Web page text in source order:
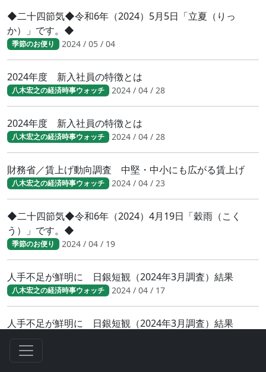
◆二十四節気◆令和6年（2024）5月5日「立夏（りっ
か）」です。◆
季節のお便り 2024 / 05 / 04
2024年度 新入社員の特徴とは
八木宏之の経済時事ウォッチ 2024 / 04 / 28
2024年度 新入社員の特徴とは
八木宏之の経済時事ウォッチ 2024 / 04 / 28
財務省／賃上げ動向調査 中堅・中小にも広がる賃上げ
八木宏之の経済時事ウォッチ 2024 / 04 / 23
◆二十四節気◆令和6年（2024）4月19日「穀雨（こく
う）」です。◆
季節のお便り 2024 / 04 / 19
人手不足が鮮明に 日銀短観（2024年3月調査）結果
八木宏之の経済時事ウォッチ 2024 / 04 / 17
人手不足が鮮明に 日銀短観（2024年3月調査）結果